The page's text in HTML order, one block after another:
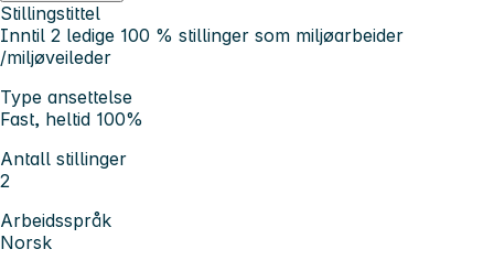
Stillingstittel
Inntil 2 ledige 100 % stillinger som miljøarbeider
/miljøveileder
Type ansettelse
Fast, heltid 100%
Antall stillinger
2
Arbeidsspråk
Norsk